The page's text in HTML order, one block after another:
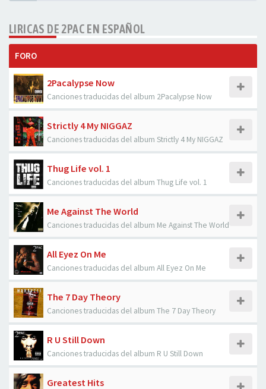
LIRICAS DE 2PAC EN ESPAÑOL
FORO
2Pacalypse Now
Canciones traducidas del album 2Pacalypse Now
Strictly 4 My NIGGAZ
Canciones traducidas del album Strictly 4 My NIGGAZ
Thug Life vol. 1
Canciones traducidas del album Thug Life vol. 1
Me Against The World
Canciones traducidas del album Me Against The World
All Eyez On Me
Canciones traducidas del album All Eyez On Me
The 7 Day Theory
Canciones traducidas del album The 7 Day Theory
R U Still Down
Canciones traducidas del album R U Still Down
Greatest Hits